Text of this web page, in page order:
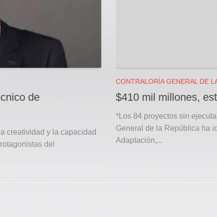
de
creatividad y la capacidad
del
CONTRALORÍA GENERAL DE
$410 mil millones,
*Los 84 proyectos sin
General de la República ha
Adaptación,...